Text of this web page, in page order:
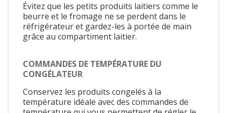
Évitez que les petits produits laitiers comme le
beurre et le fromage ne se perdent dans le
réfrigérateur et gardez-les à portée de main
grâce au compartiment laitier.
COMMANDES DE TEMPÉRATURE DU
CONGÉLATEUR
Conservez les produits congelés à la
température idéale avec des commandes de